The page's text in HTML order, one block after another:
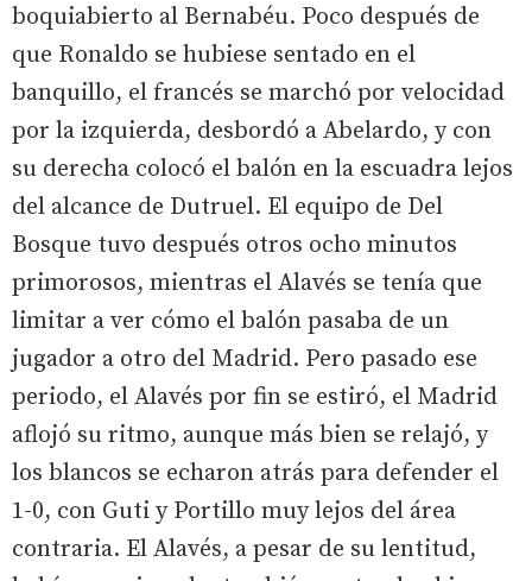
boquiabierto al Bernabéu. Poco después de
que Ronaldo se hubiese sentado en el
banquillo, el francés se marchó por velocidad
por la izquierda, desbordó a Abelardo, y con
su derecha colocó el balón en la escuadra lejos
del alcance de Dutruel. El equipo de Del
Bosque tuvo después otros ocho minutos
primorosos, mientras el Alavés se tenía que
limitar a ver cómo el balón pasaba de un
jugador a otro del Madrid. Pero pasado ese
periodo, el Alavés por fin se estiró, el Madrid
aflojó su ritmo, aunque más bien se relajó, y
los blancos se echaron atrás para defender el
1-0, con Guti y Portillo muy lejos del área
contraria. El Alavés, a pesar de su lentitud,